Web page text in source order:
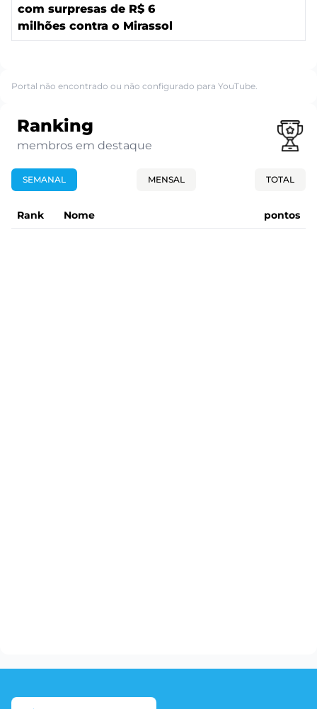
com surpresas de R$ 6
milhões contra o Mirassol
Portal não encontrado ou não configurado para YouTube.
Ranking
membros em destaque
SEMANAL MENSAL TOTAL
Rank Nome pontos